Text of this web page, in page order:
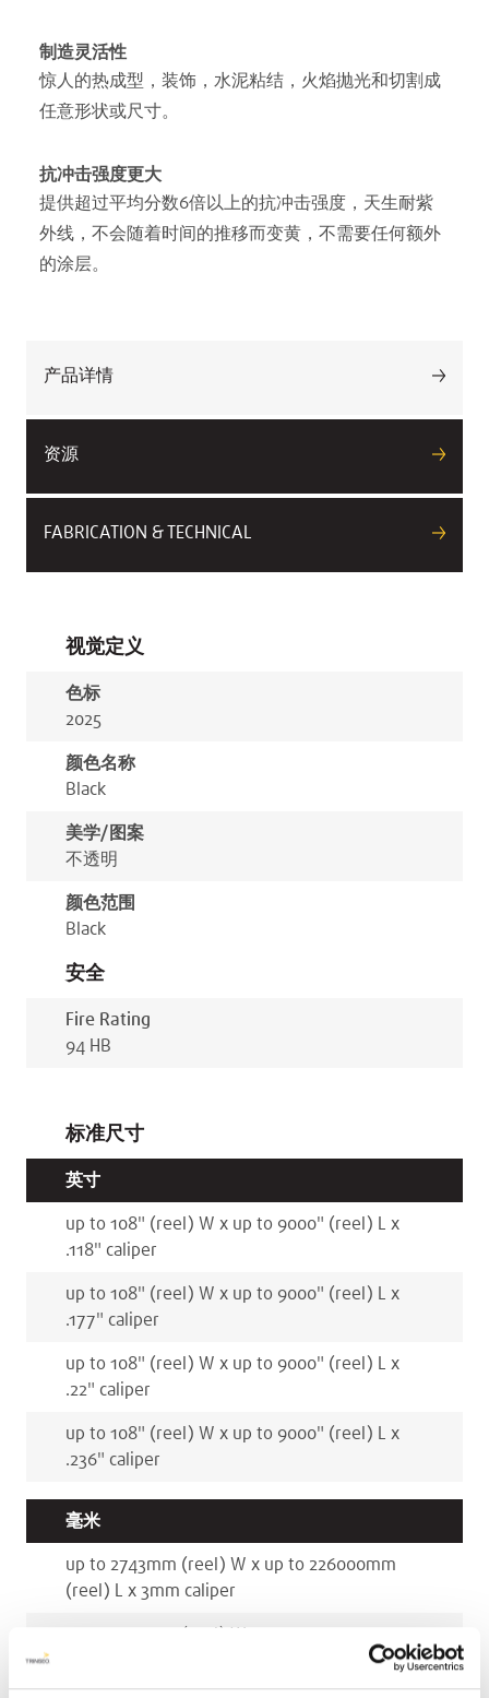
制造灵活性
惊人的热成型，装饰，水泥粘结，火焰抛光和切割成
任意形状或尺寸。
抗冲击强度更大
提供超过平均分数6倍以上的抗冲击强度，天生耐紫
外线，不会随着时间的推移而变黄，不需要任何额外
的涂层。
产品详情
资源
FABRICATION & TECHNICAL
视觉定义
色标
2025
颜色名称
Black
美学/图案
不透明
颜色范围
Black
安全
Fire Rating
94 HB
标准尺寸
英寸
up to 108" (reel) W x up to 9000" (reel) L x
.118" caliper
up to 108" (reel) W x up to 9000" (reel) L x
.177" caliper
up to 108" (reel) W x up to 9000" (reel) L x
.22" caliper
up to 108" (reel) W x up to 9000" (reel) L x
.236" caliper
毫米
up to 2743mm (reel) W x up to 226000mm
(reel) L x 3mm caliper